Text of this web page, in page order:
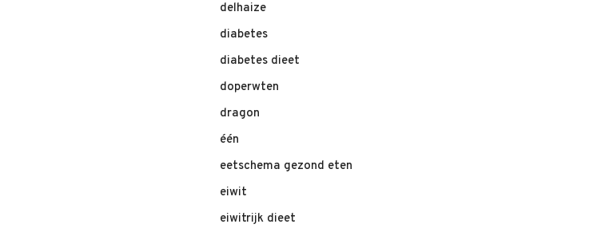
delhaize
diabetes
diabetes dieet
doperwten
dragon
één
eetschema gezond eten
eiwit
eiwitrijk dieet